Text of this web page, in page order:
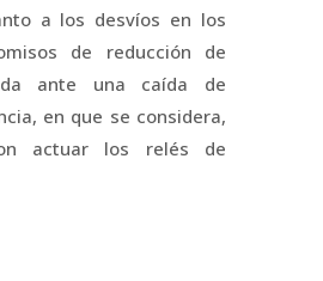
a los desvíos en los
de reducción de
ante una caída de
en que se considera,
actuar los relés de